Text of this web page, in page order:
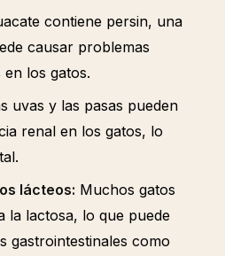
contiene persin, una
causar problemas
en los gatos.
uvas y las pasas pueden
renal en los gatos, lo
lácteos: Muchos gatos
la lactosa, lo que puede
gastrointestinales como